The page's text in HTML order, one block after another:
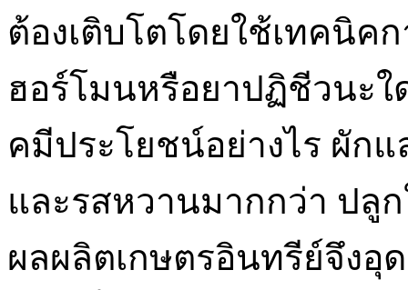
ต้องเติบโตโดยใช้เทคนิค
ฮอร์โมนหรือยาปฏิชีวนะใ
คมีประโยชน์อย่างไร ผัก
และรสหวานมากกว่า ป
ผลผลิตเกษตรอินทรีย์จึงอุ